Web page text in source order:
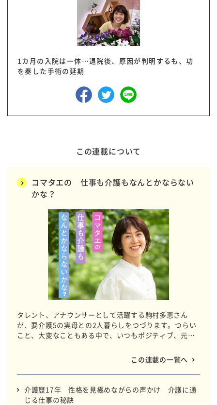
1カ月の入院は一体…退院後、原因が判明するも、功
を奏した手術の延期
この連載について
コマタエの 仕事も介護もなんとかならない
かな？
タレント、アナウンサーとして活躍する駒村多恵さん
が、要介護5の実母との2人暮らしをつづります。つらい
こと、大変なこともある中で、いつもポジティブ、元気
エ流」日々の暮らし、教えてもらいましょ。この連載の一覧へ
介護歴17年 性格を見極めながらの声かけ 介護に通
じる仕事の秘訣